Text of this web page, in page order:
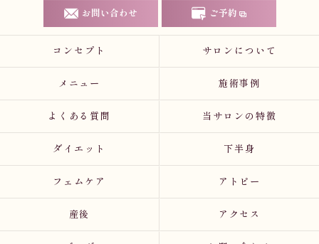
お問い合わせ ご予約
コンセプト サロンについて
メニュー 施術事例
よくある質問 当サロンの特徴
ダイエット 下半身
フェムケア アトピー
産後 アクセス